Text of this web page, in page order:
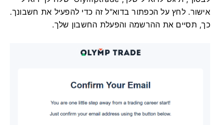
אישור. לחץ על הכפתור בדוא"ל זה כדי להפעיל את חשבונך.
כך, תסיים את ההרשמה והפעלת החשבון שלך.